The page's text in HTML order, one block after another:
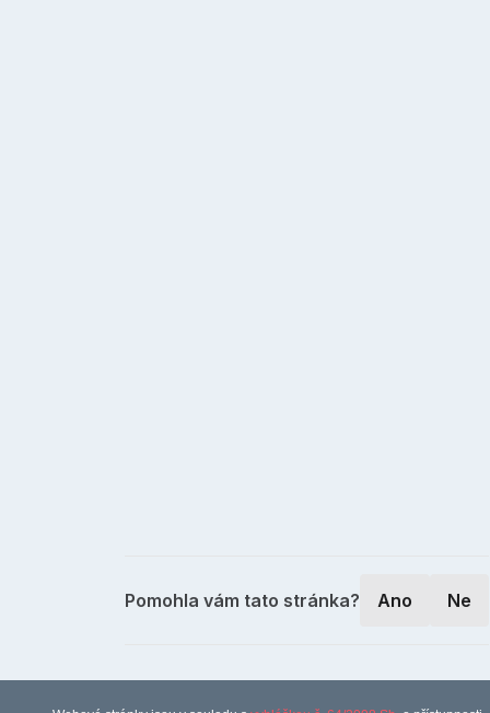
Pomohla vám tato stránka? Ano Ne